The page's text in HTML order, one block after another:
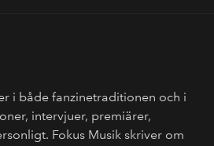
i både fanzinetraditionen och i
intervjuer, premiärer,
Fokus Musik skriver om